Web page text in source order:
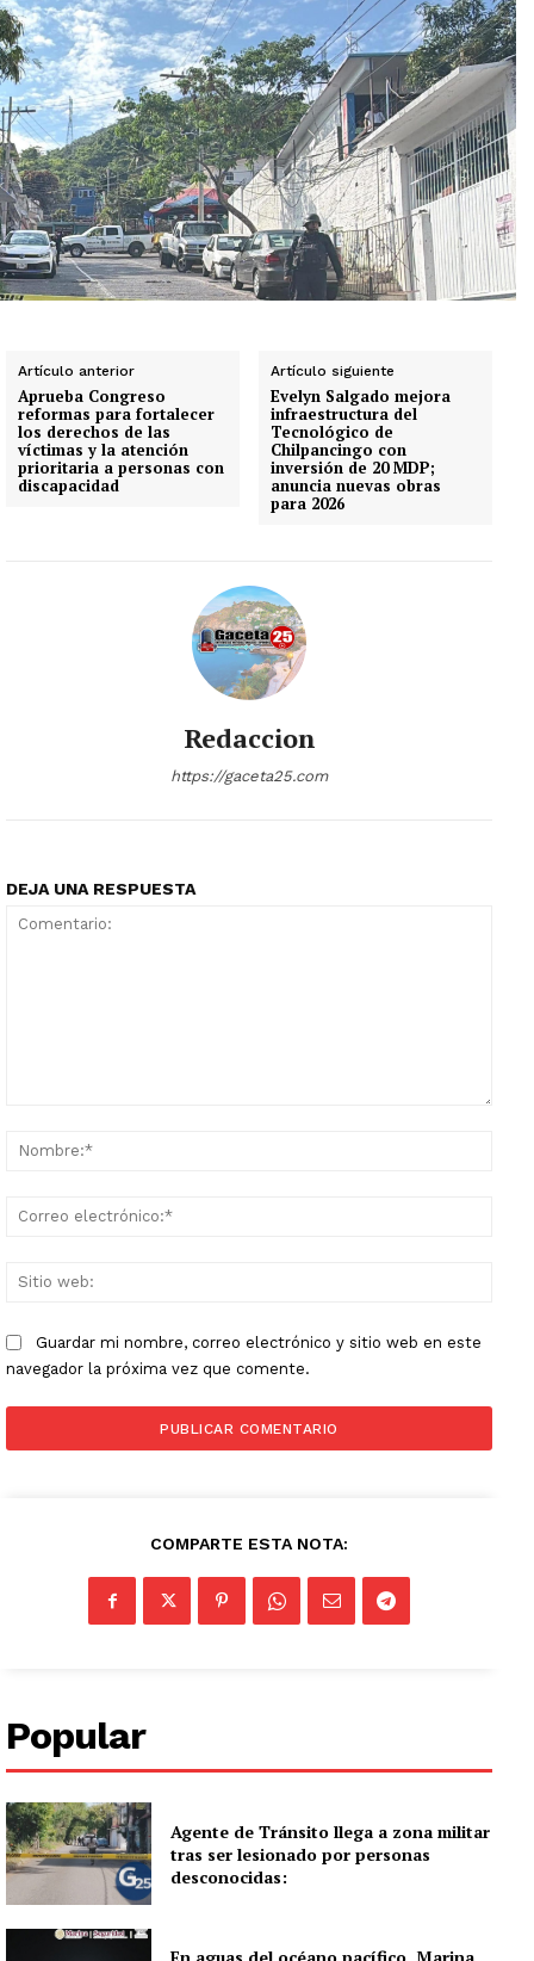
Artículo anterior
Aprueba Congreso
reformas para fortalecer
los derechos de las
víctimas y la atención
prioritaria a personas con
discapacidad
Artículo siguiente
Evelyn Salgado mejora
infraestructura del
Tecnológico de
Chilpancingo con
inversión de 20 MDP;
anuncia nuevas obras
para 2026
Redaccion
https://gaceta25.com
DEJA UNA RESPUESTA
Guardar mi nombre, correo electrónico y sitio web en este
navegador la próxima vez que comente.
COMPARTE ESTA NOTA:
Popular
Agente de Tránsito llega a zona militar
tras ser lesionado por personas
desconocidas: